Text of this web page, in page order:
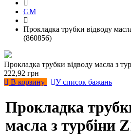
GM
Прокладка трубки відводу
(860856)
Прокладка трубки відводу масла з
222,92 грн
В корзину
У список бажань
Прокладка
масла з турбіни